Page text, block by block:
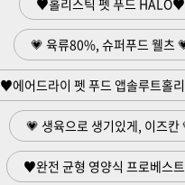
♥홀리스틱 펫 푸드 HALO♥
💗 육류80%, 슈퍼푸드 웰츠
♥에어드라이 펫 푸드 앱솔루트홀
💗 생육으로 생기있게, 이즈칸
♥완전 균형 영양식 프로베스